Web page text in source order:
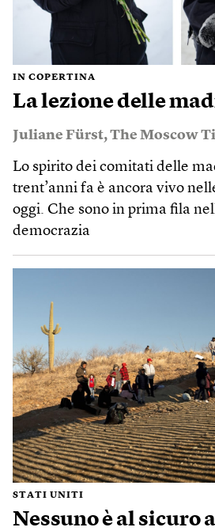
IN COPERTINA
La lezione delle
Juliane Fürst,The Moscow
Lo spirito dei comitati delle
trent’anni fa è ancora vivo
oggi. Che sono in prima fila
democrazia
STATI UNITI
Nessuno è al sicuro